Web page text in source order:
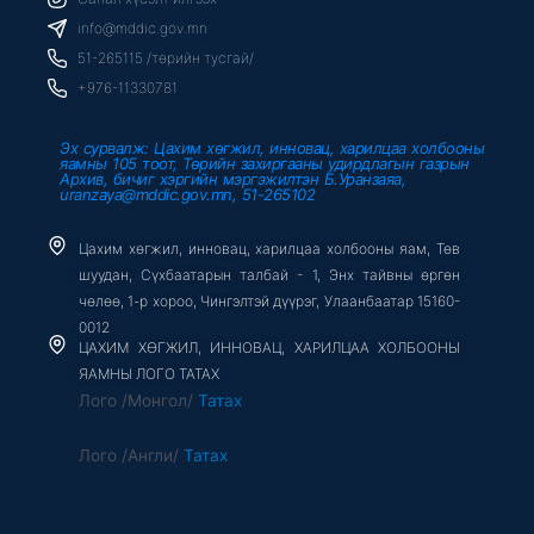
o
o
k
f
r
e
info@mddic.gov.mn
51-265115 /төрийн тусгай/
+976-11330781
Эх сурвалж: Цахим хөгжил, инновац, харилцаа холбооны
яамны 105 тоот, Төрийн захиргааны удирдлагын газрын
Архив, бичиг хэргийн мэргэжилтэн Б.Уранзаяа,
uranzaya@mddic.gov.mn, 51-265102
Цахим хөгжил, инновац, харилцаа холбооны яам, Төв
шуудан, Сүхбаатарын талбай - 1, Энх тайвны өргөн
чөлөө, 1-р хороо, Чингэлтэй дүүрэг, Улаанбаатар 15160-
0012
ЦАХИМ ХӨГЖИЛ, ИННОВАЦ, ХАРИЛЦАА ХОЛБООНЫ
ЯАМНЫ ЛОГО ТАТАХ
Лого /Монгол/ Татах
Лого /Англи/ Татах